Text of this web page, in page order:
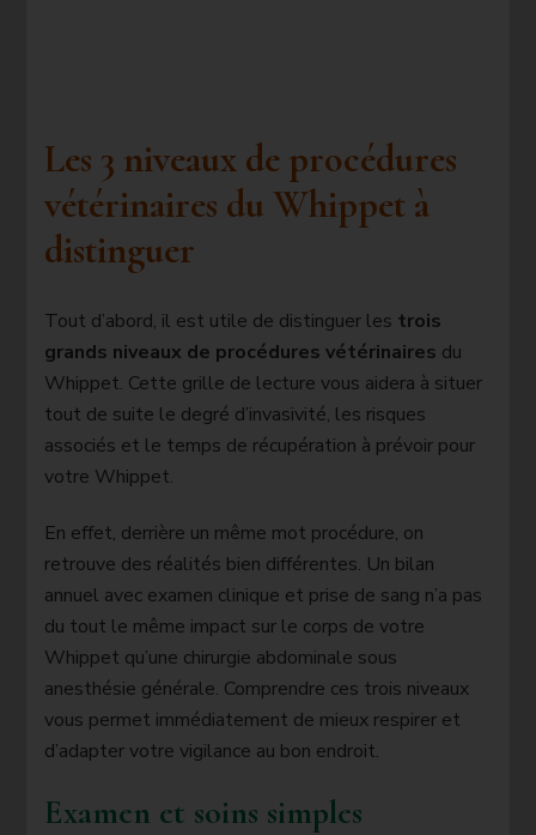
Les 3 niveaux de procédures
vétérinaires du Whippet à
distinguer
Tout d’abord, il est utile de distinguer les trois
grands niveaux de procédures vétérinaires du
Whippet. Cette grille de lecture vous aidera à situer
tout de suite le degré d’invasivité, les risques
associés et le temps de récupération à prévoir pour
votre Whippet.
En effet, derrière un même mot procédure, on
retrouve des réalités bien différentes. Un bilan
annuel avec examen clinique et prise de sang n’a pas
du tout le même impact sur le corps de votre
Whippet qu’une chirurgie abdominale sous
anesthésie générale. Comprendre ces trois niveaux
vous permet immédiatement de mieux respirer et
d’adapter votre vigilance au bon endroit.
Examen et soins simples